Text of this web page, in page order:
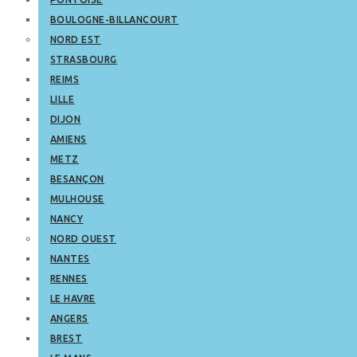
BOULOGNE-BILLANCOURT
NORD EST
STRASBOURG
REIMS
LILLE
DIJON
AMIENS
METZ
BESANÇON
MULHOUSE
NANCY
NORD OUEST
NANTES
RENNES
LE HAVRE
ANGERS
BREST